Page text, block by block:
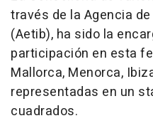
través de la Agencia
(Aetib), ha sido la
participación en esta
Mallorca, Menorca,
representadas en un
cuadrados.